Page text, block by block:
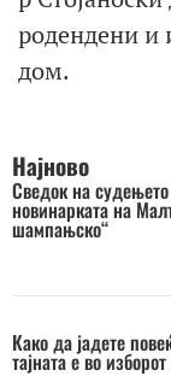
родендени и
дом.
Најново
Сведок на
новинарката на
шампањско“
Како да јадете
тајната е во